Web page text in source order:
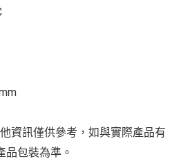
資訊僅供參考，如與實際產品有
品包裝為準。